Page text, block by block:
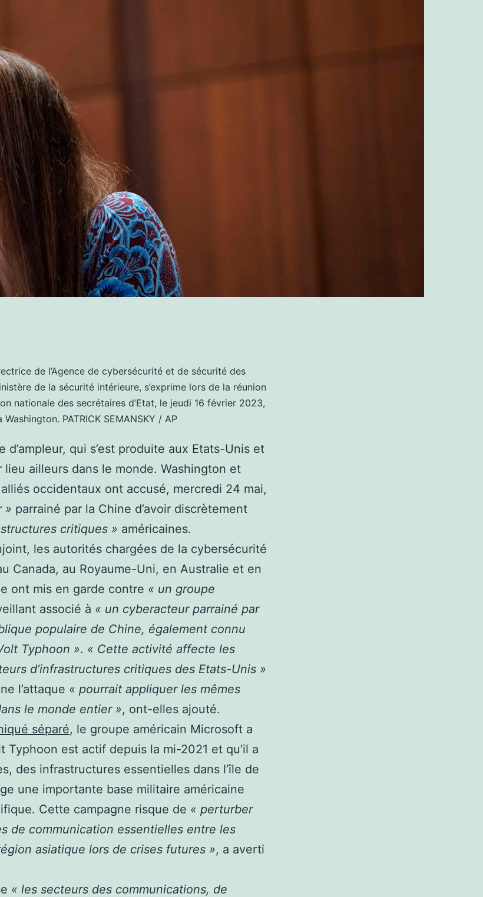
de l’Agence de cybersécurité et de sécurité des
de la sécurité intérieure, s’exprime lors de la réunion
nationale des secrétaires d’Etat, le jeudi 16 février 2023,
Washington. PATRICK SEMANSKY / AP
d’ampleur, qui s’est produite aux Etats-Unis et
lieu ailleurs dans le monde. Washington et
occidentaux ont accusé, mercredi 24 mai,
» parrainé par la Chine d’avoir discrètement
critiques » américaines.
les autorités chargées de la cybersécurité
Canada, au Royaume-Uni, en Australie et en
ont mis en garde contre « un groupe
associé à « un cyberacteur parrainé par
populaire de Chine, également connu
Typhoon ». « Cette activité affecte les
d’infrastructures critiques des Etats-Unis »
l’attaque « pourrait appliquer les mêmes
le monde entier », ont-elles ajouté.
séparé, le groupe américain Microsoft a
Typhoon est actif depuis la mi-2021 et qu’il a
des infrastructures essentielles dans l’île de
une importante base militaire américaine
Cette campagne risque de « perturber
de communication essentielles entre les
asiatique lors de crises futures », a averti
« les secteurs des communications, de